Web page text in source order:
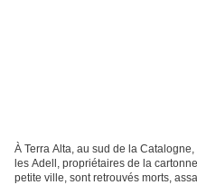
À Terra Alta, au sud de la
les Adell, propriétaires de la
petite ville, sont retrouvés morts,